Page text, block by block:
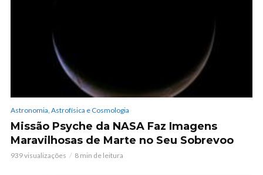
Astronomia, Astrofísica e Cosmologia
Missão Psyche da NASA Faz Imagens
Maravilhosas de Marte no Seu Sobrevoo
939 visualizações 8 min de leitura